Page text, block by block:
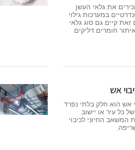
את גלאי העשן
במערכות גילוי
זאת קיים גם סוג גלאי
חומרים דליקים
אש
אש הוא חלק בלתי נפרד
כל עיר או יישוב.
החיוני לכיבוי